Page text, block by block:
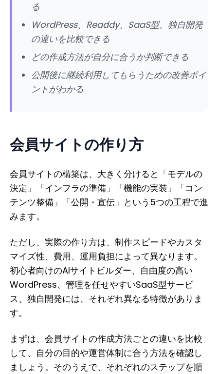
る
WordPress、Readdy、SaaS型、独自開発
の違いを比較できる
どの作成方法が自分に合うか判断できる
公開後に継続利用してもらうための改善ポイ
ントがわかる
会員サイトの作り方
会員サイトの構築は、大きく分けると「モデルの
決定」「インフラの準備」「機能の実装」「コン
テンツ整備」「公開・宣伝」という5つの工程で進
みます。
ただし、実際の作り方は、制作スピードやカスタ
マイズ性、費用、運用負担によって異なります。
初心者向けのAIサイトビルダー、自由度の高い
WordPress、管理を任せやすいSaaS型サービ
ス、独自開発には、それぞれ異なる特徴がありま
す。
まずは、会員サイトの作成方法ごとの違いを比較
して、自分の目的や運営体制に合う方法を確認し
ましょう。そのうえで、それぞれのステップを順